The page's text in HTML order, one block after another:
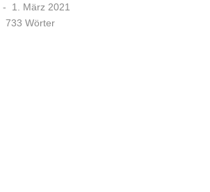
Veröffentlicht
am
1. März 2021
733 Wörter